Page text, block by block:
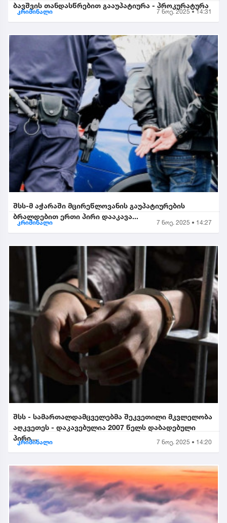
ბავშვის თანდასწრებით გააუპატიურა - პროკურატურა
კრიმინალი 7 ნოე. 2025 • 14:31
შსს-მ აჭარაში მცირეწლოვანის გაუპატიურების
ბრალდებით ერთი პირი დააკავა...
კრიმინალი 7 ნოე. 2025 • 14:27
შსს - სამართალდამცველებმა შეკვეთილი მკვლელობა
აღკვეთეს - დაკავებულია 2007 წელს დაბადებული
პირი...
კრიმინალი 7 ნოე. 2025 • 14:20